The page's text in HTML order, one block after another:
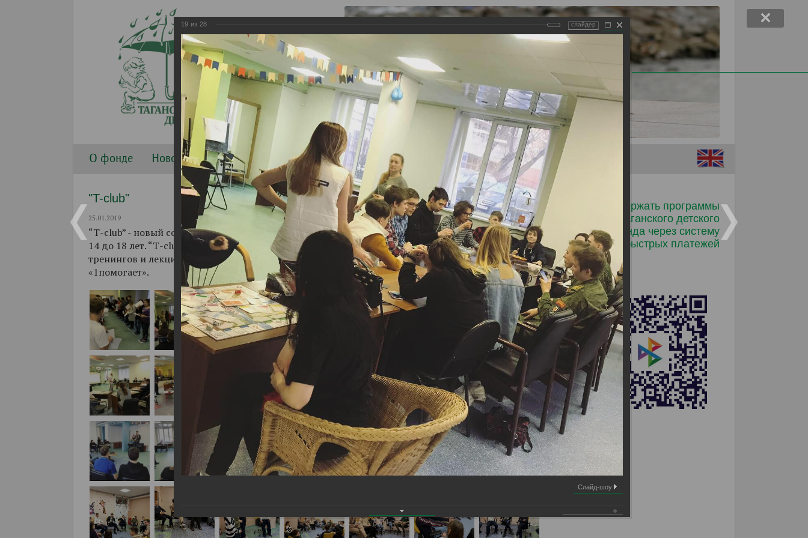
О фонде Новости Направления работы Галерея Информация Контакты Помочь детям
"T-club"
25.01.2019
“Т-club” - новый совместный проект Таганского Детского Фонда и Центра "Семья", для подростков от
14 до 18 лет. “Т-club” начал свою работу 1 декабря 2018. С этого времени было проведено несколько
тренингов и лекций, при активном участии ФГБОУ ВО МГУТУ имени К.Г. Разумовского и фонда
«1помогает».
Поддержать программы
Таганского детского
фонда через систему
быстрых платежей
19 из 28 слайдер
Слайд-шоу: